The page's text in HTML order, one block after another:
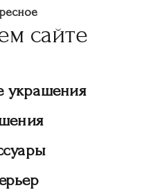
сайте
украшения